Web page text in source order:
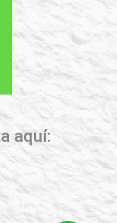
aquí: